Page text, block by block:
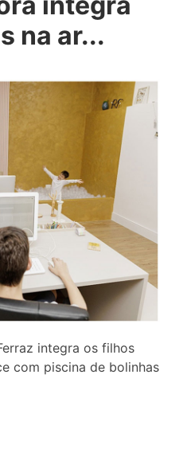
na ar...
integra os filhos
com piscina de bolinhas